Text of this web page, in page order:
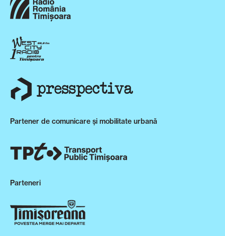
Partener de comunicare și mobilitate urbană
Parteneri